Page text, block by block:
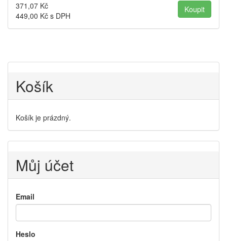
371,07 Kč
449,00 Kč s DPH
Košík
Košík je prázdný.
Můj účet
Email
Heslo